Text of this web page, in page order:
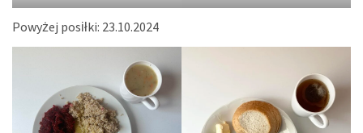
Powyżej posiłki: 23.10.2024